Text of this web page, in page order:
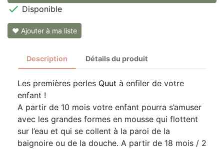
 Disponible
❤ Ajouter à ma liste
Description Détails du produit
Les premières perles Quut à enfiler de votre
enfant !
A partir de 10 mois votre enfant pourra s’amuser
avec les grandes formes en mousse qui flottent
sur l’eau et qui se collent à la paroi de la
baignoire ou de la douche. A partir de 18 mois / 2